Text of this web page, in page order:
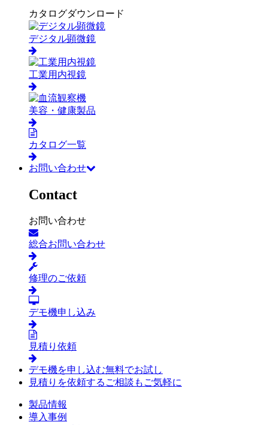
カタログダウンロード
デジタル顕微鏡
工業用内視鏡
美容・健康製品
カタログ一覧
お問い合わせ
Contact
お問い合わせ
総合お問い合わせ
修理のご依頼
デモ機申し込み
見積り依頼
デモ機を申し込む無料でお試し
見積りを依頼する ご相談もご気軽に
製品情報
導入事例